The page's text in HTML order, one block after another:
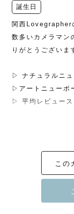
誕生日
関西Lovegrapher
数多いカメラマン
りがとうございま
▷ ナチュラルニュ
▷アートニューボ
▷ 平均レビュー
６歳男の子、４
フリーランスの
小さい頃から写真
写真の専門学校卒
この